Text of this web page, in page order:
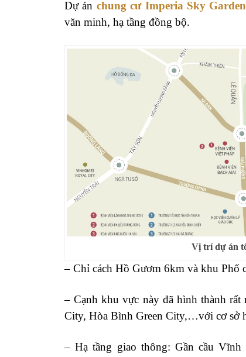
Dự án chung cư Imperia Sky Garden
văn minh, hạ tầng đồng bộ.
Vị trí dự án
– Chỉ cách Hồ Gươm 6km và khu Phố
– Cạnh khu vực này đã hình thành
City, Hòa Bình Green City,…với cơ sở
– Hạ tầng giao thông: Gần cầu